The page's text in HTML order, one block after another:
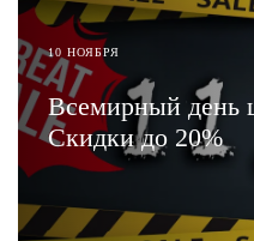
10 НОЯБРЯ
Всемирный день
Скидки до 20%
ЧИТАТЬ